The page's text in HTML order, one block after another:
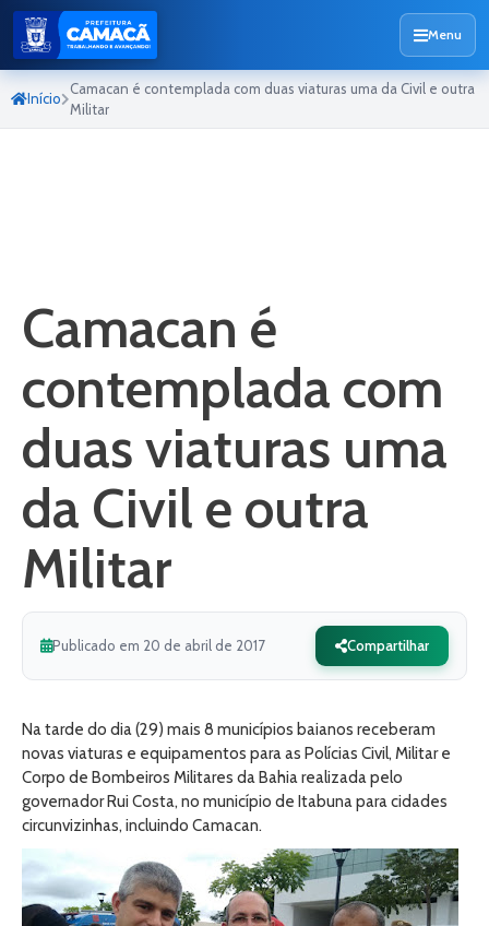
Menu
Início
Camacan é contemplada com duas viaturas uma da Civil e outra
Militar
Camacan é
contemplada com
duas viaturas uma
da Civil e outra
Militar
Publicado em 20 de abril de 2017 Compartilhar
Na tarde do dia (29) mais 8 municípios baianos receberam
novas viaturas e equipamentos para as Polícias Civil, Militar e
Corpo de Bombeiros Militares da Bahia realizada pelo
governador Rui Costa, no município de Itabuna para cidades
circunvizinhas, incluindo Camacan.